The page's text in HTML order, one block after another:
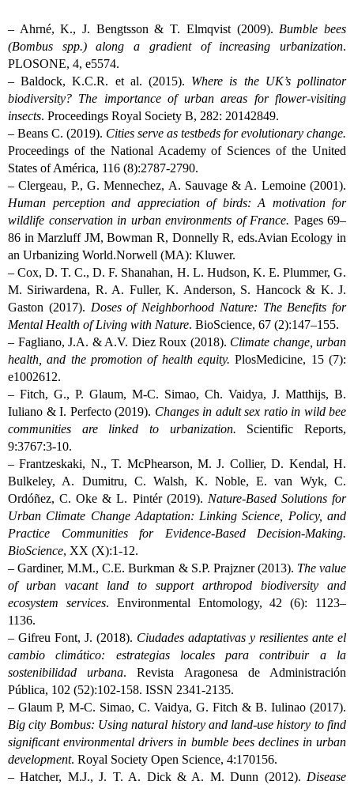
– Ahrné, K., J. Bengtsson & T. Elmqvist (2009).Bumble bees
(Bombus spp.) along a gradient of increasing urbanization.
PLOSONE, 4, e5574.
– Baldock, K.C.R. et al. (2015). Where is the UK’s pollinator
biodiversity? The importance of urban areas for flower-visiting
insects. Proceedings Royal Society B, 282: 20142849.
– Beans C. (2019). Cities serve as testbeds for evolutionary change.
Proceedings of the National Academy of Sciences of the United
States of América, 116 (8):2787-2790.
– Clergeau, P., G. Mennechez, A. Sauvage & A. Lemoine (2001).
Human perception and appreciation of birds: A motivation for
wildlife conservation in urban environments of France. Pages 69–
86 in Marzluff JM, Bowman R, Donnelly R, eds.Avian Ecology in
an Urbanizing World.Norwell (MA): Kluwer.
– Cox, D. T. C., D. F. Shanahan, H. L. Hudson, K. E. Plummer, G.
M. Siriwardena, R. A. Fuller, K. Anderson, S. Hancock & K. J.
Gaston (2017). Doses of Neighborhood Nature: The Benefits for
Mental Health of Living with Nature. BioScience, 67 (2):147–155.
– Fagliano, J.A. & A.V. Diez Roux (2018). Climate change, urban
health, and the promotion of health equity. PlosMedicine, 15 (7):
e1002612.
– Fitch, G., P. Glaum, M-C. Simao, Ch. Vaidya, J. Matthijs, B.
Iuliano & I. Perfecto (2019). Changes in adult sex ratio in wild bee
communities are linked to urbanization. Scientific Reports,
9:3767:3-10.
– Frantzeskaki, N., T. McPhearson, M. J. Collier, D. Kendal, H.
Bulkeley, A. Dumitru, C. Walsh, K. Noble, E. van Wyk, C.
Ordóñez, C. Oke & L. Pintér (2019). Nature-Based Solutions for
Urban Climate Change Adaptation: Linking Science, Policy, and
Practice Communities for Evidence-Based Decision-Making.
BioScience, XX (X):1-12.
– Gardiner, M.M., C.E. Burkman & S.P. Prajzner (2013). The value
of urban vacant land to support arthropod biodiversity and
ecosystem services. Environmental Entomology, 42 (6): 1123–
1136.
– Gifreu Font, J. (2018). Ciudades adaptativas y resilientes ante el
cambio climático: estrategias locales para contribuir a la
sostenibilidad urbana. Revista Aragonesa de Administración
Pública, 102 (52):102-158. ISSN 2341-2135.
– Glaum P, M-C. Simao, C. Vaidya, G. Fitch & B. Iulinao (2017).
Big city Bombus: Using natural history and land-use history to find
significant environmental drivers in bumble bees declines in urban
development. Royal Society Open Science, 4:170156.
– Hatcher, M.J., J. T. A. Dick & A. M. Dunn (2012). Disease